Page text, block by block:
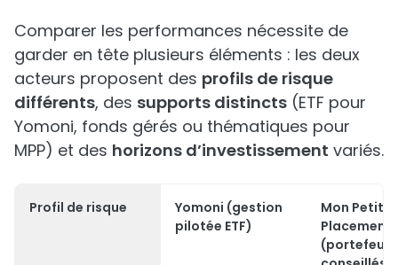
Comparer les performances nécessite de
garder en tête plusieurs éléments : les deux
acteurs proposent des profils de risque
différents, des supports distincts (ETF pour
Yomoni, fonds gérés ou thématiques pour
MPP) et des horizons d’investissement variés.
Profil de risque
Yomoni (gestion
pilotée ETF)
Mon Petit
Placement